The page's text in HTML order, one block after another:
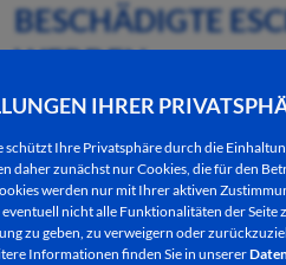
IHRER
schützt Ihre Privatsphäre durch die
daher zunächst nur Cookies, die für den
werden nur mit Ihrer aktiven
nicht alle Funktionalitäten der Seite
zu geben, zu verweigern oder
Informationen finden Sie in unserer
BESCHÄDIGTE
ERDEN
14.02.2017
Am Donnerstag
stark geschädigte Esche
beginnen und bis etwa